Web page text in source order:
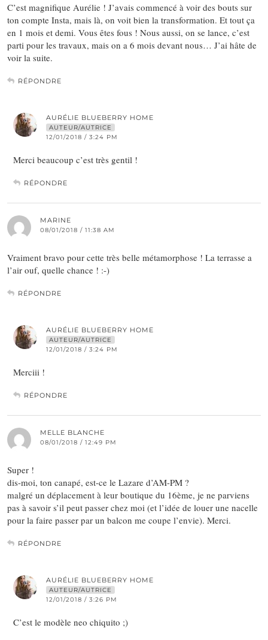
C’est magnifique Aurélie ! J’avais commencé à voir des bouts sur
ton compte Insta, mais là, on voit bien la transformation. Et tout ça
en 1 mois et demi. Vous êtes fous ! Nous aussi, on se lance, c’est
parti pour les travaux, mais on a 6 mois devant nous… J’ai hâte de
voir la suite.
RÉPONDRE
AURÉLIE BLUEBERRY HOME
AUTEUR/AUTRICE
12/01/2018 / 3:24 PM
Merci beaucoup c’est très gentil !
RÉPONDRE
MARINE
08/01/2018 / 11:38 AM
Vraiment bravo pour cette très belle métamorphose ! La terrasse a
l’air ouf, quelle chance ! :-)
RÉPONDRE
AURÉLIE BLUEBERRY HOME
AUTEUR/AUTRICE
12/01/2018 / 3:24 PM
Merciii !
RÉPONDRE
MELLE BLANCHE
08/01/2018 / 12:49 PM
Super !
dis-moi, ton canapé, est-ce le Lazare d’AM-PM ?
malgré un déplacement à leur boutique du 16ème, je ne parviens
pas à savoir s’il peut passer chez moi (et l’idée de louer une nacelle
pour la faire passer par un balcon me coupe l’envie). Merci.
RÉPONDRE
AURÉLIE BLUEBERRY HOME
AUTEUR/AUTRICE
12/01/2018 / 3:26 PM
C’est le modèle neo chiquito ;)